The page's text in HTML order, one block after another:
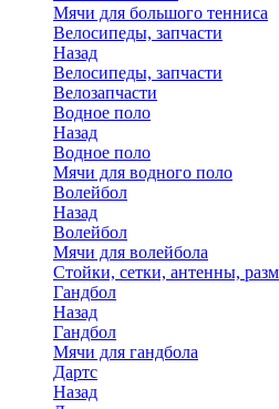
Мячи для большого тенниса
Велосипеды, запчасти
Назад
Велосипеды, запчасти
Велозапчасти
Водное поло
Назад
Водное поло
Мячи для водного поло
Волейбол
Назад
Волейбол
Мячи для волейбола
Стойки, сетки, антенны,
Гандбол
Назад
Гандбол
Мячи для гандбола
Дартс
Назад